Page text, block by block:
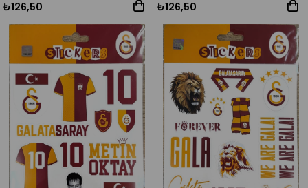
₺126,50 ₺126,50